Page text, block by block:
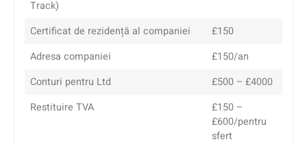
Track)
Certificat de rezidență al companiei
£150
Adresa companiei
£150/an
Conturi pentru Ltd
£500 – £4000
Restituire TVA
£150 –
£600/pentru
sfert